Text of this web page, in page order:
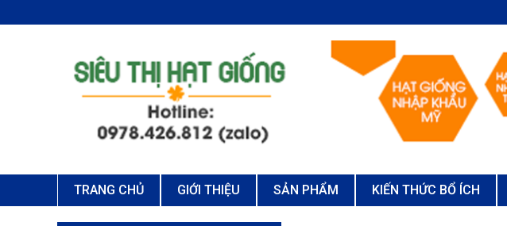
TRANG CHỦ GIỚI THIỆU SẢN PHẨM KIẾN THỨC BỔ ÍCH